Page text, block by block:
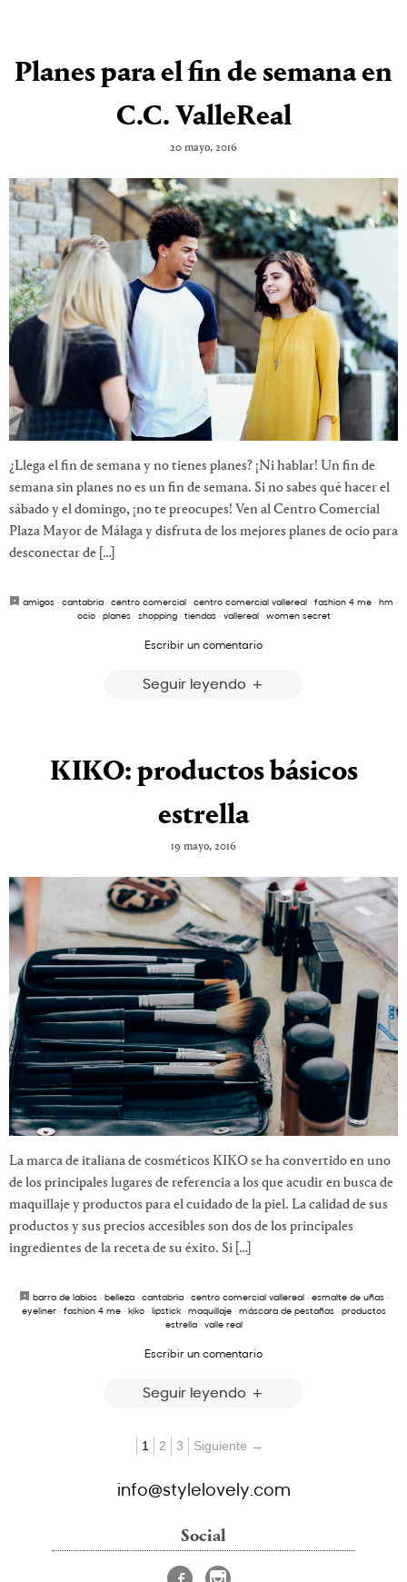
Planes para el fin de semana en
C.C. ValleReal
20 mayo, 2016
¿Llega el fin de semana y no tienes planes? ¡Ni hablar! Un fin de
semana sin planes no es un fin de semana. Si no sabes qué hacer el
sábado y el domingo, ¡no te preocupes! Ven al Centro Comercial
Plaza Mayor de Málaga y disfruta de los mejores planes de ocio para
desconectar de […]
amigos · cantabria · centro comercial · centro comercial vallereal · fashion 4 me · hm ·
ocio· planes· shopping· tiendas· vallereal· women secret
Escribir un comentario
Seguir leyendo
KIKO: productos básicos
estrella
19 mayo, 2016
La marca de italiana de cosméticos KIKO se ha convertido en uno
de los principales lugares de referencia a los que acudir en busca de
maquillaje y productos para el cuidado de la piel. La calidad de sus
productos y sus precios accesibles son dos de los principales
ingredientes de la receta de su éxito. Si […]
barra de labios· belleza· cantabria· centro comercial vallereal· esmalte de uñas·
eyeliner· fashion 4 me· kiko· lipstick· maquillaje· máscara de pestañas· productos
estrella· valle real
Escribir un comentario
Seguir leyendo
1 2 3 Siguiente →
info@stylelovely.com
Social